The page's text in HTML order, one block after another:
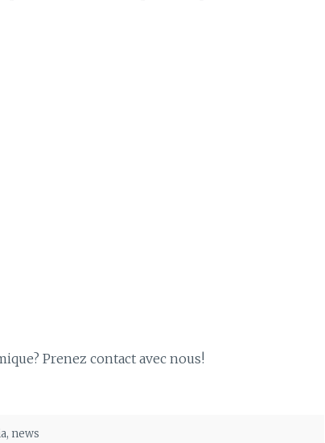
Prenez contact avec nous!
, news